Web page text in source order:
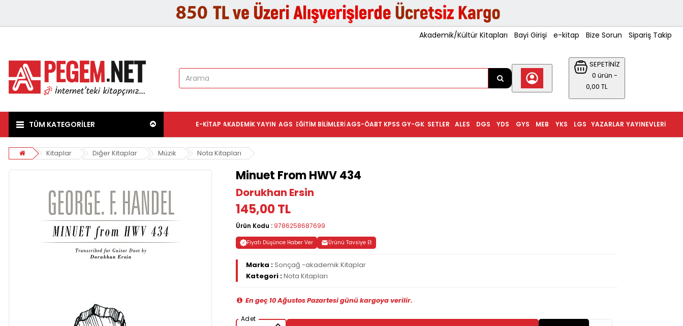
Akademik/Kültür Kitapları Bayi Girişi e-kitap Bize Sorun Sipariş Takip
SEPETİNİZ
0 ürün -
0,00 TL
TÜM KATEGORİLER YAYINEVLERI
YAZARLAR
LGS
YKS
MEB
GYS
YDS
DGS
ALES
SETLER
KPSS GY-GK
AGS-ÖABT
EĞITIM BILIMLERI
AGS
AKADEMIK YAYIN
E-KITAP
Kitaplar Diğer Kitaplar Müzik Nota Kitapları
Minuet From HWV 434
Dorukhan Ersin
145,00 TL
Ürün Kodu : 9786258687699
Fiyatı Düşünce Haber Ver Ürünü Tavsiye Et
Marka :Sonçağ -akademik Kitaplar
Kategori :Nota Kitapları
En geç 10 Ağustos Pazartesi günü kargoya verilir.